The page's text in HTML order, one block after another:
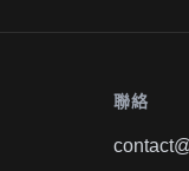
聯絡